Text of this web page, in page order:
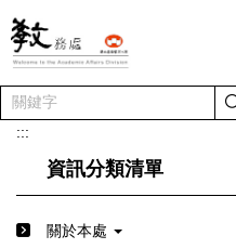
跳
到
主
要
內
容
:::
資訊分類清單
關於本處